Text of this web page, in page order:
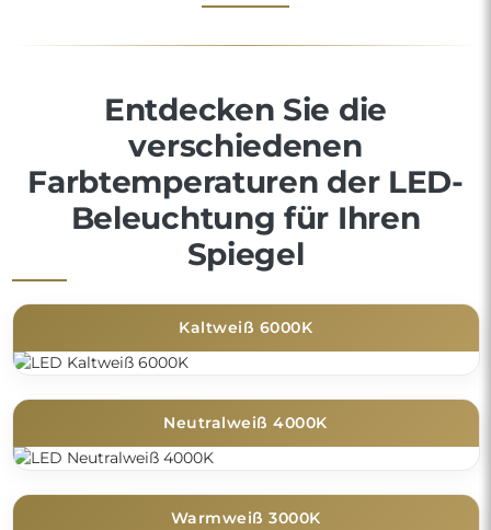
Entdecken Sie die
verschiedenen
Farbtemperaturen der LED-
Beleuchtung für Ihren
Spiegel
Kaltweiß 6000K
Neutralweiß 4000K
Warmweiß 3000K